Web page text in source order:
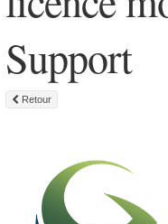
Support
Retour